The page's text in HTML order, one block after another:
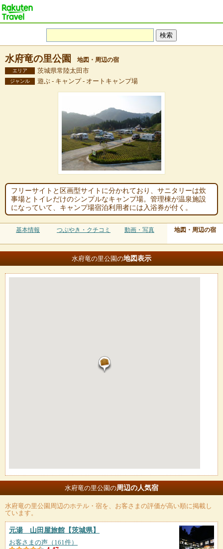
水府竜の里公園 地図・周辺の宿
エリア 茨城県常陸太田市
ジャンル 遊ぶ - キャンプ - オートキャンプ場
フリーサイトと区画型サイトに分かれており、サニタリーは炊
事場とトイレだけのシンプルなキャンプ場。管理棟が温泉施設
になっていて、キャンプ場宿泊利用者には入浴券が付く。
基本情報 つぶやき・クチコミ 動画・写真 地図・周辺の宿
水府竜の里公園の地図表示
水府竜の里公園の周辺の人気宿
水府竜の里公園 周辺のホテル・宿を、お客さまの評価が高い順に掲載し
ています。
元湯 山田屋旅館 【茨城県】
お客さまの声（161件）